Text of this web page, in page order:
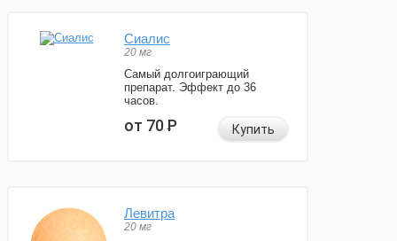
Сиалис
20 мг
Самый долгоиграющий
препарат. Эффект до 36
часов.
от 70Р Купить
Левитра
20 мг